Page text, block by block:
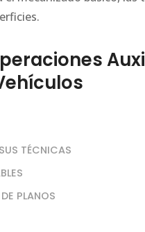
TÉCNICAS
PLANOS